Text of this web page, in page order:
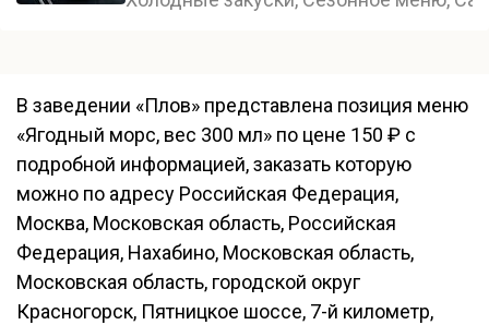
В заведении «Плов» представлена позиция меню
«Ягодный морс, вес 300 мл» по цене 150 ₽ с
подробной информацией, заказать которую
можно по адресу Российская Федерация,
Москва, Московская область, Российская
Федерация, Нахабино, Московская область,
Московская область, городской округ
Красногорск, Пятницкое шоссе, 7-й километр,